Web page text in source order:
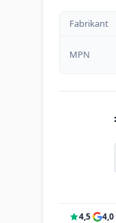
Fabrikant
MPN
4,5· 4,0·